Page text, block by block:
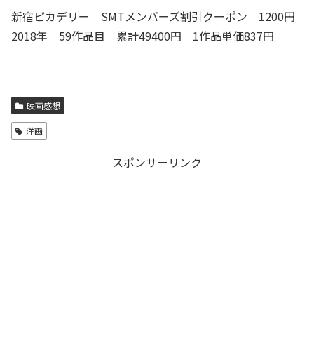
新宿ピカデリー SMTメンバーズ割引クーポン 1200円
2018年 59作品目 累計49400円 1作品単価837円
映画感想
洋画
スポンサーリンク